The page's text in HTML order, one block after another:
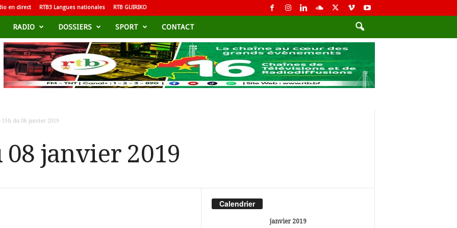
en direct RTB3 Langues nationales RTB GUIRIKO
RADIO DOSSIERS SPORT CONTACT
19h du 08 janvier 2019
08 janvier 2019
Calendrier
janvier 2019